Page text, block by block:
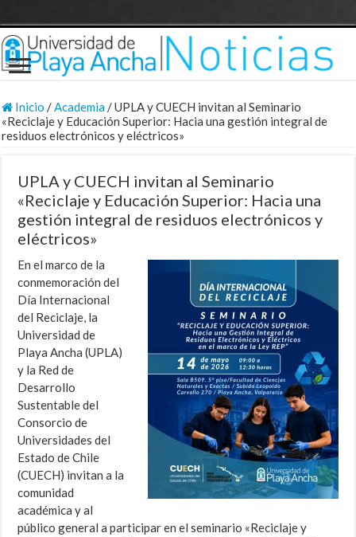
Inicio /Academia/UPLA y CUECH invitan al Seminario
«Reciclaje y Educación Superior: Hacia una gestión integral de
residuos electrónicos y eléctricos»
UPLA y CUECH invitan al Seminario
«Reciclaje y Educación Superior: Hacia una
gestión integral de residuos electrónicos y
eléctricos»
En el marco de la
conmemoración del
Día Internacional
del Reciclaje, la
Universidad de
Playa Ancha (UPLA)
y la Red de
Desarrollo
Sustentable del
Consorcio de
Universidades del
Estado de Chile
(CUECH) invitan a la
comunidad
académica y al
público general a participar en el seminario «Reciclaje y